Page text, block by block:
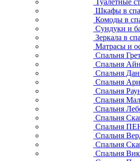
Шкафы в
Комоды в
Сундуки и
Зеркала в
Матрасы и
Спальня
Спальня
Спальня
Спальня
Спальня
Спальня
Спальня
Спальня
Спальня
Спальня
Спальня
Спальня